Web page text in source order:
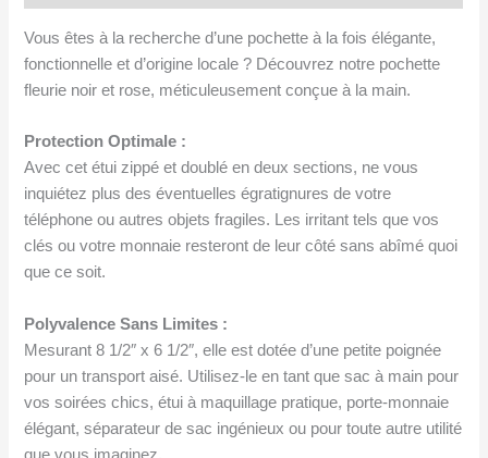
de
transport
Vous êtes à la recherche d’une pochette à la fois élégante,
fonctionnelle et d’origine locale ? Découvrez notre pochette
fleurie noir et rose, méticuleusement conçue à la main.
Protection Optimale :
Avec cet étui zippé et doublé en deux sections, ne vous
inquiétez plus des éventuelles égratignures de votre
téléphone ou autres objets fragiles. Les irritant tels que vos
clés ou votre monnaie resteront de leur côté sans abîmé quoi
que ce soit.
Polyvalence Sans Limites :
Mesurant 8 1/2″ x 6 1/2″, elle est dotée d’une petite poignée
pour un transport aisé. Utilisez-le en tant que sac à main pour
vos soirées chics, étui à maquillage pratique, porte-monnaie
élégant, séparateur de sac ingénieux ou pour toute autre utilité
que vous imaginez.